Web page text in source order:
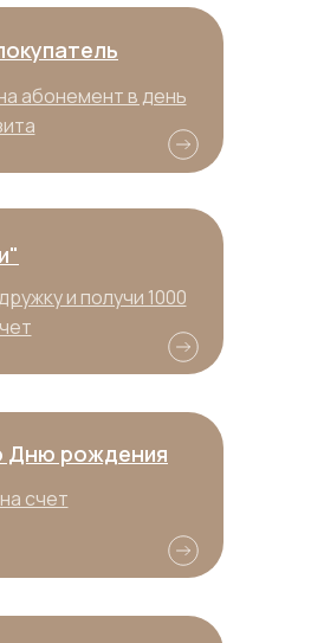
абонемент в день
и получи 1000
Дню рождения
счет